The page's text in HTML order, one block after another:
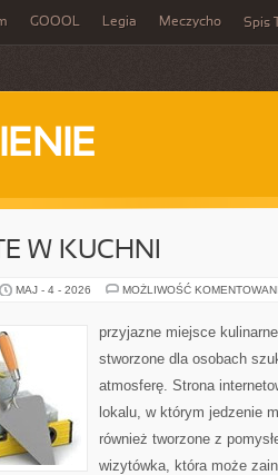
GOOOL Legia Meczycho Spis
W KUCHNI
MAJ - 4 - 2026 MOŻLIWOŚĆ
przyjazne miejsce
stworzone dla osobach
atmosferę. Strona
lokalu, w którym jedzenie
również tworzone z
wizytówka, która może